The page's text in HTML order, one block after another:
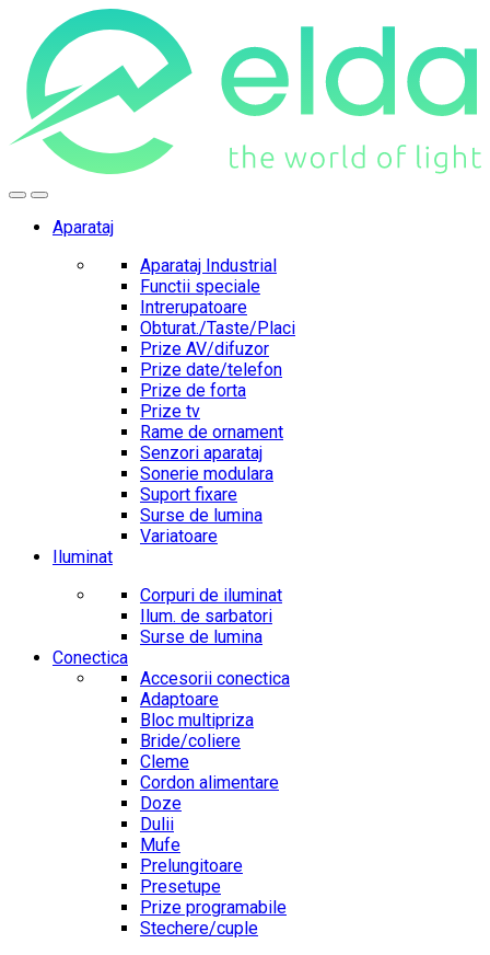
navigation
content
Aparataj
Aparataj Industrial
Functii speciale
Intrerupatoare
Obturat./Taste/Placi
Prize AV/difuzor
Prize date/telefon
Prize de forta
Prize tv
Rame de ornament
Senzori aparataj
Sonerie modulara
Suport fixare
Surse de lumina
Variatoare
Iluminat
Corpuri de iluminat
Ilum. de sarbatori
Surse de lumina
Conectica
Accesorii conectica
Adaptoare
Bloc multipriza
Bride/coliere
Cleme
Cordon alimentare
Doze
Dulii
Mufe
Prelungitoare
Presetupe
Prize programabile
Stechere/cuple